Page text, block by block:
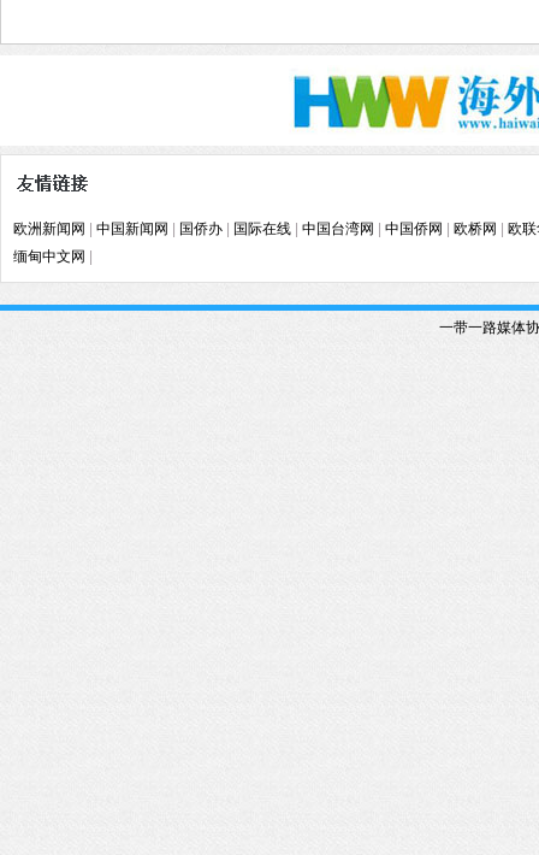
欧洲新闻网 中国新闻网 国侨办 国际在线 中国台湾网 中国侨网 欧桥网
欧
缅甸中文网
一带一路媒体